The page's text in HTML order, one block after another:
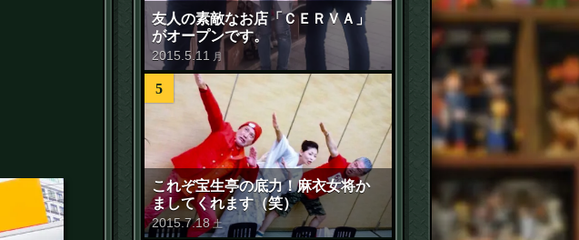
友人の素敵なお店「ＣＥＲＶＡ」
がオープンです。
2015 5.11 月
5
これぞ宝生亭の底力！麻衣女将か
ましてくれます（笑）
2015.7.18 土